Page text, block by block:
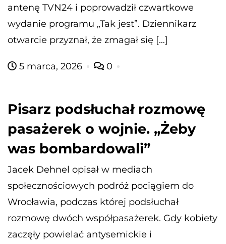
antenę TVN24 i poprowadził czwartkowe
wydanie programu „Tak jest”. Dziennikarz
otwarcie przyznał, że zmagał się […]
5 marca, 2026 0
Pisarz podsłuchał rozmowę
pasażerek o wojnie. „Żeby
was bombardowali”
Jacek Dehnel opisał w mediach
społecznościowych podróż pociągiem do
Wrocławia, podczas której podsłuchał
rozmowę dwóch współpasażerek. Gdy kobiety
zaczęły powielać antysemickie i